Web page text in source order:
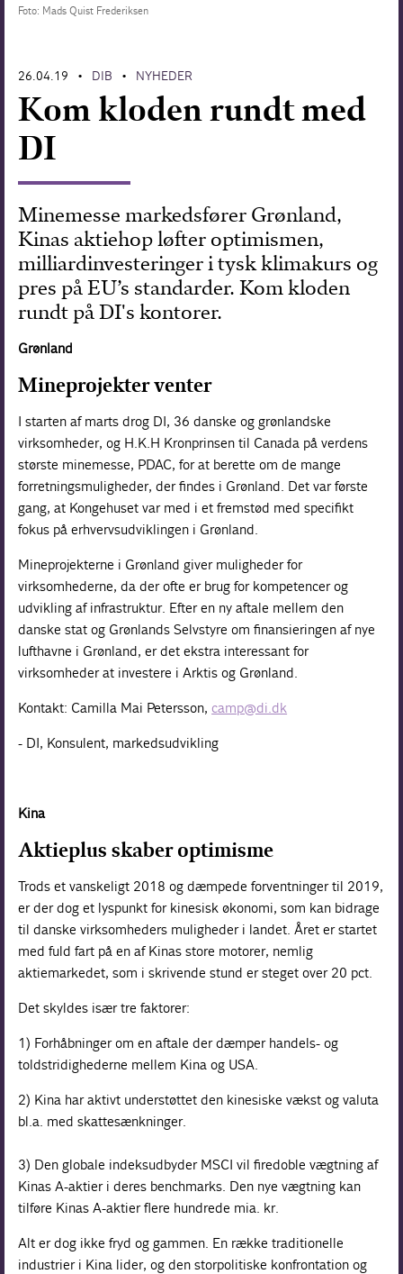
Foto: Mads Quist Frederiksen
26.04.19 • DIB • NYHEDER
Kom kloden rundt med
DI
Minemesse markedsfører Grønland,
Kinas aktiehop løfter optimismen,
milliardinvesteringer i tysk klimakurs og
pres på EU’s standarder. Kom kloden
rundt på DI's kontorer.
Grønland
Mineprojekter venter
I starten af marts drog DI, 36 danske og grønlandske
virksomheder, og H.K.H Kronprinsen til Canada på verdens
største minemesse, PDAC, for at berette om de mange
forretningsmuligheder, der findes i Grønland. Det var første
gang, at Kongehuset var med i et fremstød med specifikt
fokus på erhvervsudviklingen i Grønland.
Mineprojekterne i Grønland giver muligheder for
virksomhederne, da der ofte er brug for kompetencer og
udvikling af infrastruktur. Efter en ny aftale mellem den
danske stat og Grønlands Selvstyre om finansieringen af nye
lufthavne i Grønland, er det ekstra interessant for
virksomheder at investere i Arktis og Grønland.
Kontakt: Camilla Mai Petersson, camp@di.dk
- DI, Konsulent, markedsudvikling
Kina
Aktieplus skaber optimisme
Trods et vanskeligt 2018 og dæmpede forventninger til 2019,
er der dog et lyspunkt for kinesisk økonomi, som kan bidrage
til danske virksomheders muligheder i landet. Året er startet
med fuld fart på en af Kinas store motorer, nemlig
aktiemarkedet, som i skrivende stund er steget over 20 pct.
Det skyldes især tre faktorer:
1) Forhåbninger om en aftale der dæmper handels- og
toldstridighederne mellem Kina og USA.
2) Kina har aktivt understøttet den kine­siske vækst og valuta
bl.a. med skattesænkninger.
3) Den globale indeksudbyder MSCI vil firedoble vægtning af
Kinas A-aktier i deres benchmarks. Den nye vægtning kan
tilføre Kinas A-aktier flere hundrede mia. kr.
Alt er dog ikke fryd og gammen. En række traditionelle
industrier i Kina lider, og den storpolitiske konfrontation og